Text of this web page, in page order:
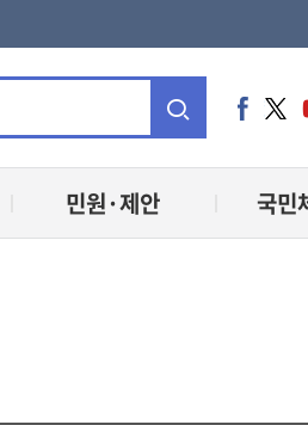
통
페
스
북
트
터
민원·제안 국민